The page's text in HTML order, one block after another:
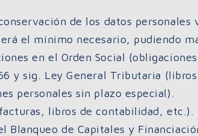
de los datos
el mínimo necesario, pudiendo
en el Orden Social
y sig. Ley General Tributaria
personales sin plazo especial).
libros de contabilidad, etc.).
Blanqueo de Capitales y